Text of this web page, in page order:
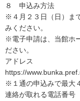
８ 申込み方法
※４月２３日（日）ま
みください。
※電子申請は、当館ホ
ださい。
アドレス
https://
※１通の申込みで最大
連絡が取れる電話番号